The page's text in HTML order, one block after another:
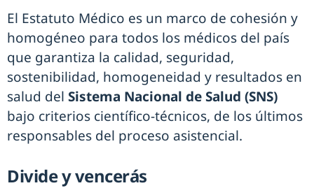
El Estatuto Médico es un marco de cohesión y
homogéneo para todos los médicos del país
que garantiza la calidad, seguridad,
sostenibilidad, homogeneidad y resultados en
salud del Sistema Nacional de Salud (SNS)
bajo criterios científico-técnicos, de los últimos
responsables del proceso asistencial.
Divide y vencerás